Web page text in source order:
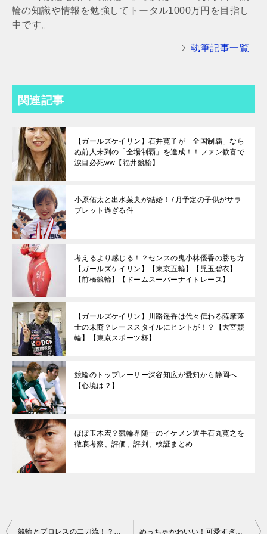
輪の知識や情報を勉強してトータル1000万円を目指し
中です。
執筆記事一覧
関連記事
【ガールズケイリン】石井寛子が「全国制覇」なら
ぬ前人未到の「全場制覇」を達成！！ファン歓喜で
涙目必死ww【福井競輪】
小原佑太と出水菜央が結婚！7月予定の子供がサラ
ブレット過ぎる件
考えるより感じる！？センスの鬼小林優香の勝ち方
【ガールズケイリン】【東京五輪】【児玉碧衣】
【前橋競輪】【ドームスーパーナイトレース】
【ガールズケイリン】川路遥香は代々伝わる薩摩藩
士の末裔？レーススタイルにヒントが！？【大宮競
輪】【東京スポーツ杯】
競輪のトップレーサー深谷知広が愛知から静岡へ
【心境は？】
ほぼ玉木宏？競輪界随一のイケメン選手石丸寛之を
徹底考察、評価、評判、検証まとめ
投 競輪とプロレスの二刀流！？川上真吾がプロレスデビュー！ めっちゃかわいい！可愛すぎてやばすぎる！今1番きてるガールズケイリン土屋樹里を徹底解説